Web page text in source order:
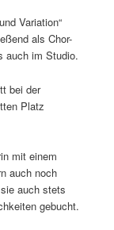
Variation“
als Chor-
auch im Studio.
bei der
Platz
mit einem
auch noch
auch stets
gebucht.